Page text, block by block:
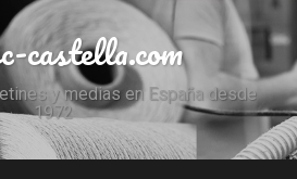
castella.com
y medias en España desde
1972